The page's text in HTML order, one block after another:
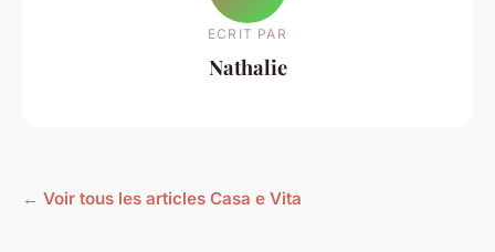
ECRIT PAR
Nathalie
← Voir tous les articles Casa e Vita